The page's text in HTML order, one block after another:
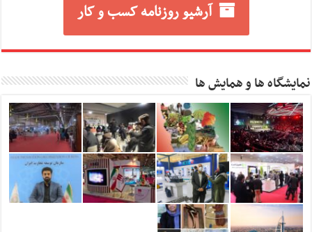
آرشیو روزنامه کسب و کار
نمایشگاه ها و همایش ها